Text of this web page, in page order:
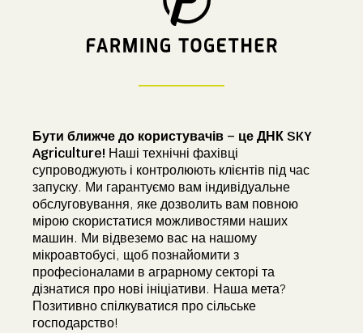
Бути ближче до користувачів – це ДНК SKY
Agriculture! Наші технічні фахівці
супроводжують і контролюють клієнтів під час
запуску. Ми гарантуємо вам індивідуальне
обслуговування, яке дозволить вам повною
мірою скористатися можливостями наших
машин. Ми відвеземо вас на нашому
мікроавтобусі, щоб познайомити з
професіоналами в аграрному секторі та
дізнатися про нові ініціативи. Наша мета?
Позитивно спілкуватися про сільське
господарство!